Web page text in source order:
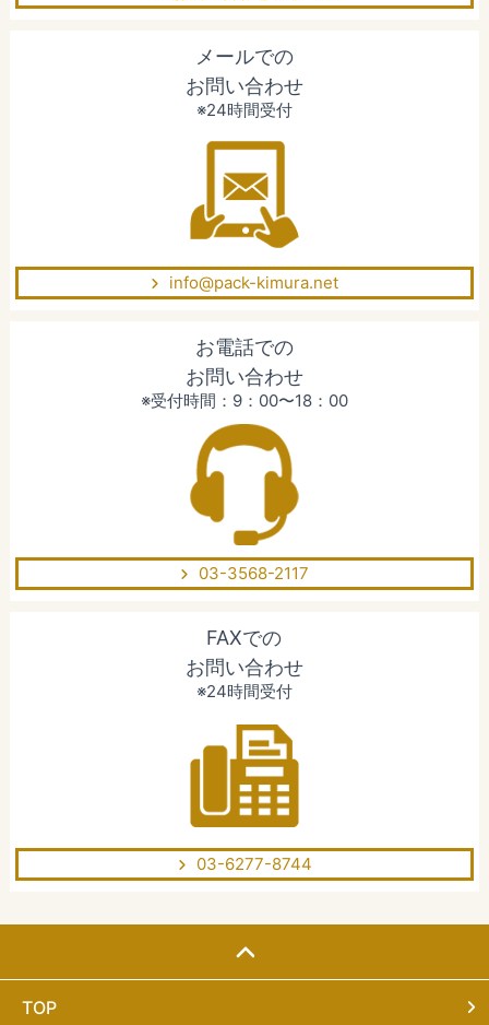
メールでの
お問い合わせ
※24時間受付
info@pack-kimura.net
お電話での
お問い合わせ
※受付時間：9：00〜18：00
03-3568-2117
FAXでの
お問い合わせ
※24時間受付
03-6277-8744
TOP